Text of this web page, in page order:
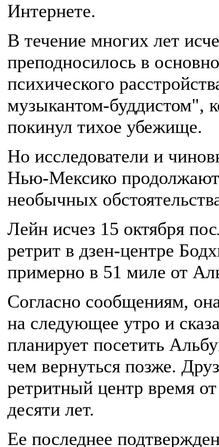
Интернете.
В течение многих лет
преподносилось в
психического
музыкантом-буддистом",
покинул тихое убежище.
Но исследователи и
Нью-Мексико продолжают
необычных
Лейн исчез 15 октября
ретрит в дзен-центре
примерно в 51 миле от
Согласно сообщениям,
на следующее утро и
планирует посетить
чем вернуться позже.
ретритный центр время
десяти лет.
Ее последнее